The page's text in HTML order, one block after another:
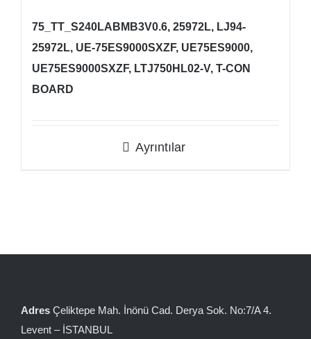
75_TT_S240LABMB3V0.6, 25972L, LJ94-
25972L, UE-75ES9000SXZF, UE75ES9000,
UE75ES9000SXZF, LTJ750HL02-V, T-CON
BOARD
Ayrıntılar
Adres Çeliktepe Mah. İnönü Cad. Derya Sok. No:7/A 4.
Levent – İSTANBUL